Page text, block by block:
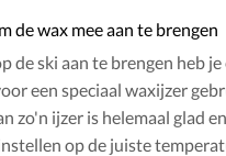
de wax mee aan te brengen
de ski aan te brengen heb je
een speciaal waxijzer
zo'n ijzer is helemaal glad
op de juiste